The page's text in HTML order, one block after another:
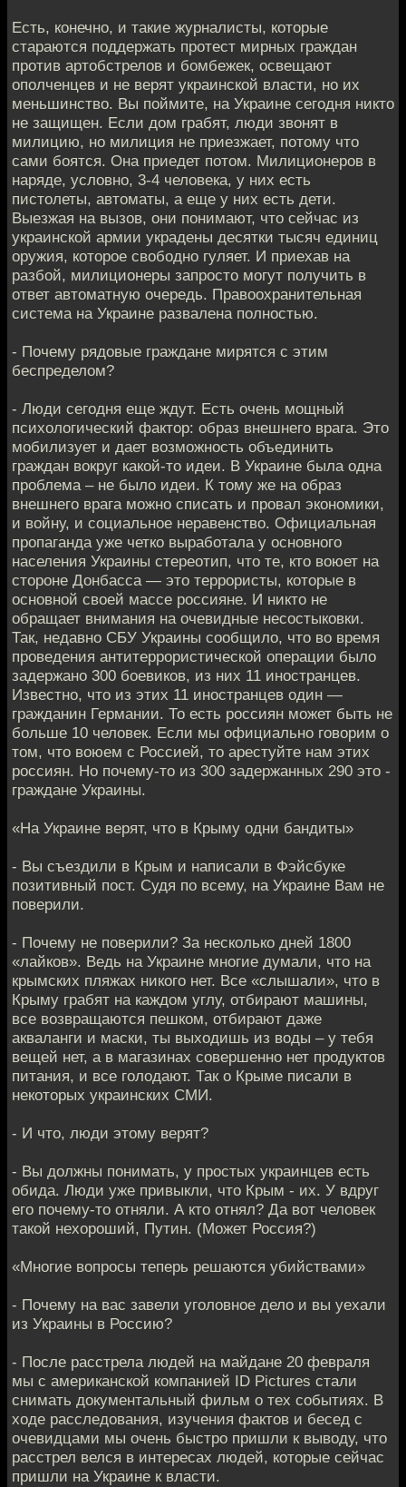
Есть, конечно, и такие журналисты, которые
стараются поддержать протест мирных граждан
против артобстрелов и бомбежек, освещают
ополченцев и не верят украинской власти, но их
меньшинство. Вы поймите, на Украине сегодня никто
не защищен. Если дом грабят, люди звонят в
милицию, но милиция не приезжает, потому что
сами боятся. Она приедет потом. Милиционеров в
наряде, условно, 3-4 человека, у них есть
пистолеты, автоматы, а еще у них есть дети.
Выезжая на вызов, они понимают, что сейчас из
украинской армии украдены десятки тысяч единиц
оружия, которое свободно гуляет. И приехав на
разбой, милиционеры запросто могут получить в
ответ автоматную очередь. Правоохранительная
система на Украине развалена полностью.
- Почему рядовые граждане мирятся с этим
беспределом?
- Люди сегодня еще ждут. Есть очень мощный
психологический фактор: образ внешнего врага. Это
мобилизует и дает возможность объединить
граждан вокруг какой-то идеи. В Украине была одна
проблема – не было идеи. К тому же на образ
внешнего врага можно списать и провал экономики,
и войну, и социальное неравенство. Официальная
пропаганда уже четко выработала у основного
населения Украины стереотип, что те, кто воюет на
стороне Донбасса — это террористы, которые в
основной своей массе россияне. И никто не
обращает внимания на очевидные несостыковки.
Так, недавно СБУ Украины сообщило, что во время
проведения антитеррористической операции было
задержано 300 боевиков, из них 11 иностранцев.
Известно, что из этих 11 иностранцев один —
гражданин Германии. То есть россиян может быть не
больше 10 человек. Если мы официально говорим о
том, что воюем с Россией, то арестуйте нам этих
россиян. Но почему-то из 300 задержанных 290 это -
граждане Украины.
«На Украине верят, что в Крыму одни бандиты»
- Вы съездили в Крым и написали в Фэйсбуке
позитивный пост. Судя по всему, на Украине Вам не
поверили.
- Почему не поверили? За несколько дней 1800
«лайков». Ведь на Украине многие думали, что на
крымских пляжах никого нет. Все «слышали», что в
Крыму грабят на каждом углу, отбирают машины,
все возвращаются пешком, отбирают даже
акваланги и маски, ты выходишь из воды – у тебя
вещей нет, а в магазинах совершенно нет продуктов
питания, и все голодают. Так о Крыме писали в
некоторых украинских СМИ.
- И что, люди этому верят?
- Вы должны понимать, у простых украинцев есть
обида. Люди уже привыкли, что Крым - их. У вдруг
его почему-то отняли. А кто отнял? Да вот человек
такой нехороший, Путин. (Может Россия?)
«Многие вопросы теперь решаются убийствами»
- Почему на вас завели уголовное дело и вы уехали
из Украины в Россию?
- После расстрела людей на майдане 20 февраля
мы с американской компанией ID Pictures стали
снимать документальный фильм о тех событиях. В
ходе расследования, изучения фактов и бесед с
очевидцами мы очень быстро пришли к выводу, что
расстрел велся в интересах людей, которые сейчас
пришли на Украине к власти.